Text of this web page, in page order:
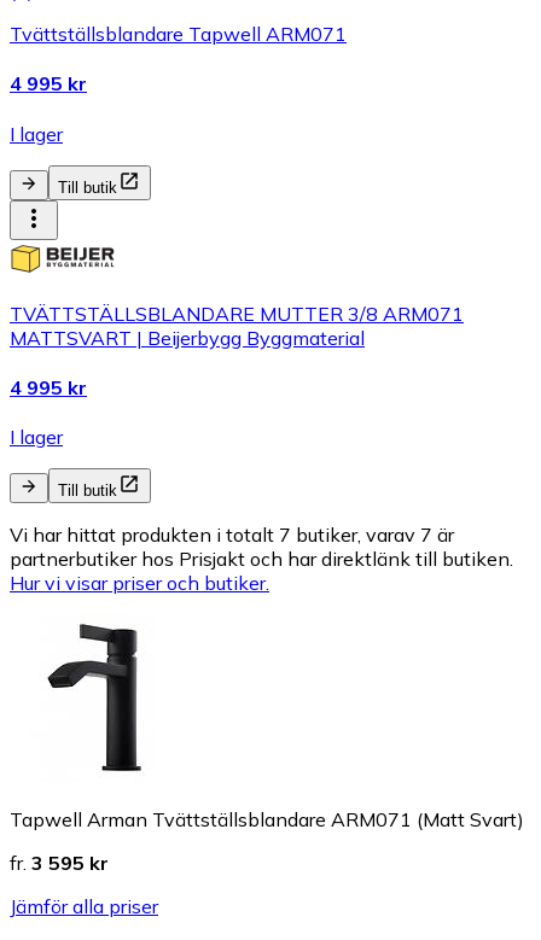
Tvättställsblandare Tapwell ARM071
4 995 kr
I lager
Till butik
TVÄTTSTÄLLSBLANDARE MUTTER 3/8 ARM071
MATTSVART | Beijerbygg Byggmaterial
4 995 kr
I lager
Till butik
Vi har hittat produkten i totalt 7 butiker, varav 7 är
partnerbutiker hos Prisjakt och har direktlänk till butiken.
Hur vi visar priser och butiker.
Tapwell Arman Tvättställsblandare ARM071 (Matt Svart)
fr. 3 595 kr
Jämför alla priser